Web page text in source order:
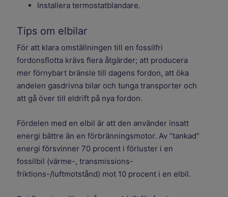
Installera termostatblandare.
Tips om elbilar
För att klara omställningen till en fossilfri
fordonsflotta krävs flera åtgärder; att producera
mer förnybart bränsle till dagens fordon, att öka
andelen gasdrivna bilar och tunga transporter och
att gå över till eldrift på nya fordon.
Fördelen med en elbil är att den använder insatt
energi bättre än en förbränningsmotor. Av ”tankad”
energi försvinner 70 procent i förluster i en
fossilbil (värme-, transmissions-
friktions-/luftmotstånd) mot 10 procent i en elbil.